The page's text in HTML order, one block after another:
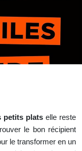
petits plats elle reste
le bon récipient
le transformer en un